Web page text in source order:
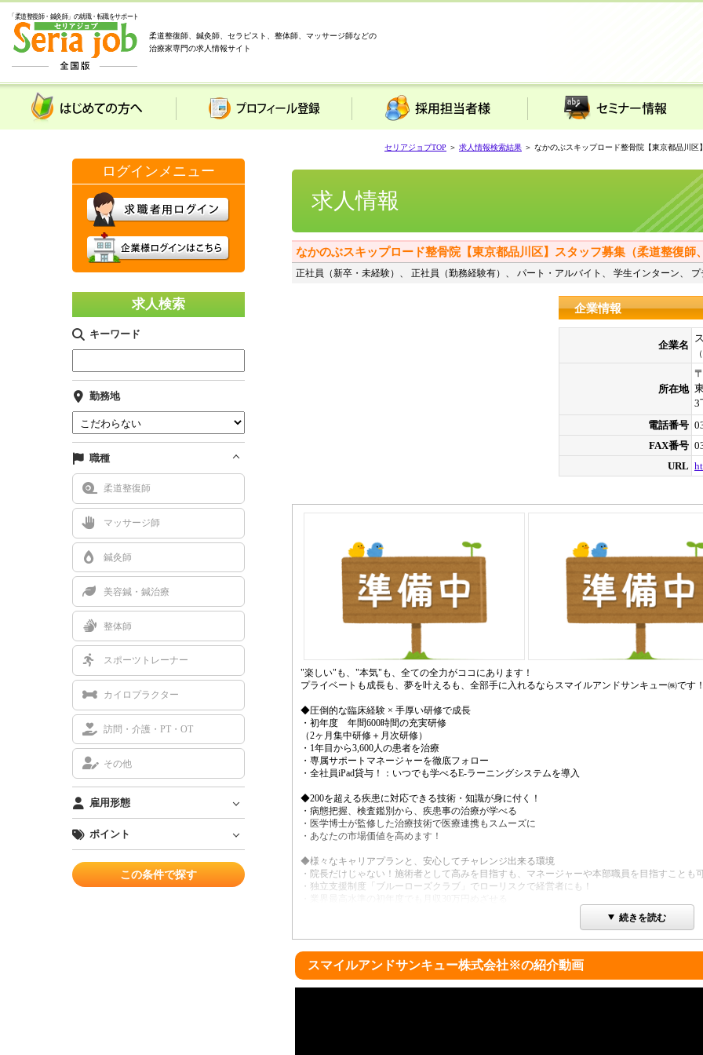
「柔道整復師・鍼灸師」の就職・転職をサポート
柔道整復師、鍼灸師、セラピスト、整体師、マッサージ師などの
治療家専門の求人情報サイト
求人検索
キーワード
勤務地
職種
柔道整復師
マッサージ師
鍼灸師
美容鍼・鍼治療
整体師
スポーツトレーナー
カイロプラクター
訪問・介護・PT・OT
その他
雇用形態
ポイント
セリアジョブTOP ＞ 求人情報検索結果 ＞ なかのぶスキップロード整骨院【東京都品川
求人情報
なかのぶスキップロード整骨院【東京都品川区】スタッフ募集（柔道整復師
正社員（新卒・未経験）、 正社員（勤務経験有）、 パート・アルバイト、 学生インターン、 プ
企業情報
企業名
所在地
3
電話番号
FAX番号
URL
"楽しい"も、"本気"も、全ての全力がココにあります！
プライベートも成長も、夢を叶えるも、全部手に入れるならスマイルアンドサンキュー㈱です
◆圧倒的な臨床経験 × 手厚い研修で成長
・初年度 年間600時間の充実研修
（2ヶ月集中研修＋月次研修）
・1年目から3,600人の患者を治療
・専属サポートマネージャーを徹底フォロー
・全社員iPad貸与！：いつでも学べるE-ラーニングシステムを導入
◆200を超える疾患に対応できる技術・知識が身に付く！
・病態把握、検査鑑別から、疾患事の治療が学べる
・医学博士が監修した治療技術で医療連携もスムーズに
・あなたの市場価値を高めます！
◆様々なキャリアプランと、安心してチャレンジ出来る環境
・院長だけじゃない！施術者として高みを目指すも、マネージャーや本部職員を目指すことも
・独立支援制度「ブルーローズクラブ」でローリスクで経営者にも！
・ドリームマネージメントPJで、仕事、プライベートの夢を応援！
◆しっかり休める、柔軟な働き方
・希望休制度でプライベートも充実
・有給消化率100%
続きを読む
スマイルアンドサンキュー株式会社※の紹介動画